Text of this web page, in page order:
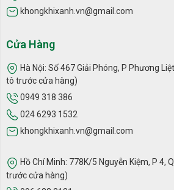
khongkhixanh.vn@gmail.com
Cửa Hàng
Hà Nội: Số 467 Giải Phóng, P Phương
tô trước cửa hàng)
0949 318 386
024 6293 1532
khongkhixanh.vn@gmail.com
Hồ Chí Minh: 778K/5 Nguyễn Kiệm, P 4,
trước cửa hàng)